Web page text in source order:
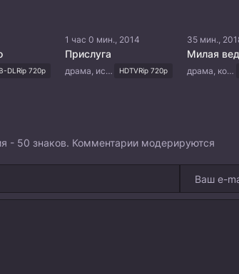
DLRip 720p
1 час 0 мин., 2014
Прислуга
драма, история, мелодрама, романтика HDTVRip 720p
35 мин.,
Милая
драма, комедия, романтика, мелодрама
- 50 знаков. Комментарии модерируются